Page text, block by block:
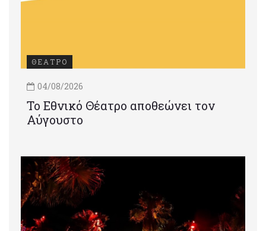
ΘΕΑΤΡΟ
04/08/2026
Το Εθνικό Θέατρο αποθεώνει τον
Αύγουστο